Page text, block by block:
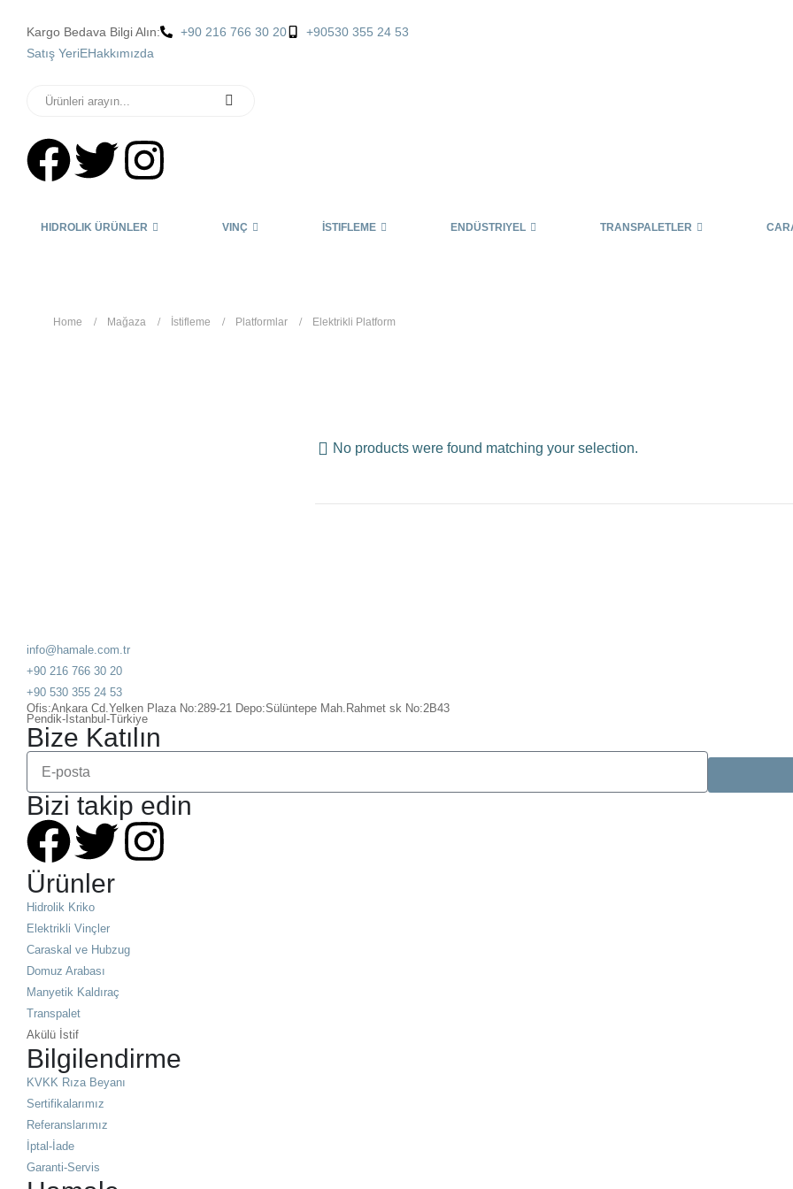
Kargo Bedava Bilgi Alın: +90 216 766 30 20
+90530 355 24 53
Satış YeriEHakkımızda
HIDROLIK ÜRÜNLER VINÇ İSTIFLEME ENDÜSTRIYEL TRANSPALETLER
Home Mağaza İstifleme Platformlar Elektrikli Platform
No products were found matching your selection.
info@hamale.com.tr
+90 216 766 30 20
+90 530 355 24 53
Ofis:Ankara Cd.Yelken Plaza No:289-21 Depo:Sülüntepe Mah.Rahmet sk No:2B43
Pendik-İstanbul-Türkiye
Bize Katılın
Bizi takip edin
Ürünler
Hidrolik Kriko
Elektrikli Vinçler
Caraskal ve Hubzug
Domuz Arabası
Manyetik Kaldıraç
Transpalet
Akülü İstif
Bilgilendirme
KVKK Rıza Beyanı
Sertifikalarımız
Referanslarımız
İptal-İade
Garanti-Servis